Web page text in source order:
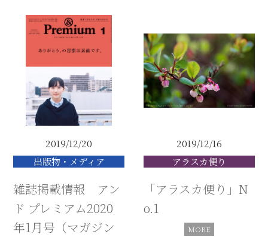
2019/12/20
出版物・メディア
雑誌掲載情報 アン
ド プレミアム2020
年1月号（マガジン
2019/12/16
アラスカ便り
「アラスカ便り」N
o.1